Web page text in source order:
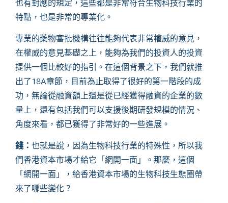
也有對應的規定，這些都是非常符合生物科技行業的
特點，也是非常的專業化。
專業的藥物審批機構往往能夠代表非常權威的意見，
在權威的意見基礎之上，能夠為我們的投資人的投資
提供一個比較好的指引。在這個背景之下，我們就推
出了18A章節，目前為止取得了很好的第一階段的成
功，無論從融資額上還是從已經獲得融資的企業的數
量上，還有包括我們可以支援後期研發規模的情況、
角度來看，都已獲得了非常好的一些進展。
錢： 也就是說，因為生物科技行業的特殊性，所以我
們香港資本市場才給它「網開一面」。那麼，這個
「網開一面」，給香港資本市場的生物科技生態圈帶
來了哪些變化？